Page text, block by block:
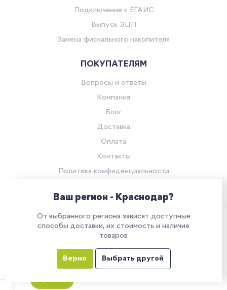
Подключение к ЕГАИС
Выпуск ЭЦП
Замена фискального накопителя
ПОКУПАТЕЛЯМ
Вопросы и ответы
Компания
Блог
Доставка
Оплата
Контакты
Политика конфиденциальности
Все права защищены.
Все указанные на сайте цены носят информационный характер и
не являются публичной офертой (ст. 437 ГК РФ)
Наш сайт использует куки. Продолжая им
пользоваться, вы соглашаетесь на обработку
персональных данных в соответствии с
политикой конфиденциальности
Ваш регион - Краснодар?
От выбранного региона зависят доступные
способы доставки, их стоимость и наличие
товаров
Верно Выбрать другой